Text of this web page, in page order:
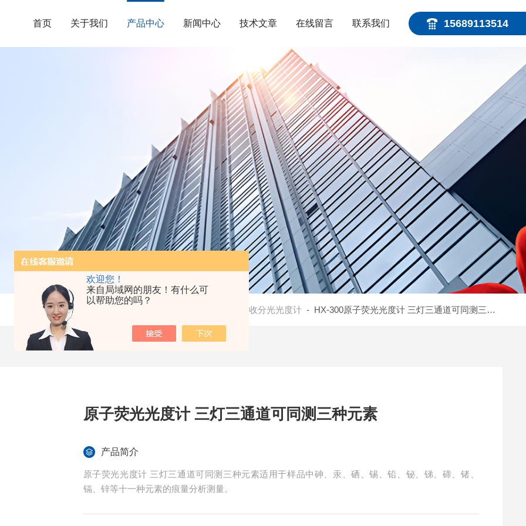
欢迎您！
来自局域网的朋友！有什么可
以帮助您的吗？
15689113514
首页 关于我们 产品中心 新闻中心 技术文章 在线留言 联系我们
当前位置： 原子吸收分光光度计- HX-300原子荧光光度计 三灯三通道可同测三种元素
原子荧光光度计 三灯三通道可同测三种元素
产品简介
原子荧光光度计 三灯三通道可同测三种元素适用于样品中砷、汞、硒、锡、铅、铋、锑、碲、锗、
镉、锌等十一种元素的痕量分析测量。